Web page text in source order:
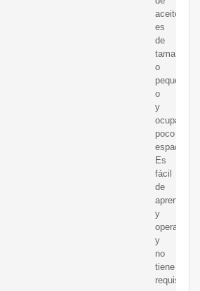
aceite
es
de
tama?
o
peque?
o
y
ocupa
poco
espacio.
Es
fácil
de
aprender
y
operar
y
no
tiene
requisitos